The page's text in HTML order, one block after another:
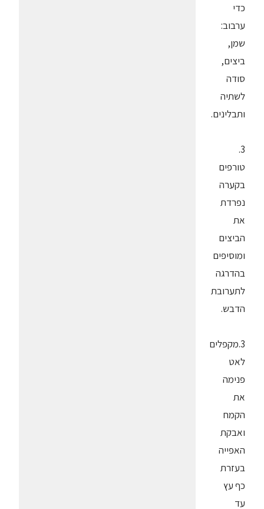
כדי
ערבוב:
שמן,
ביצים,
סודה
לשתיה
ותבלינים.
3.
טורפים
בקערה
נפרדת
את
הביצים
ומוסיפים
בהדרגה
לתערובת
הדבש.
3.מקפלים
לאט
פנימה
את
הקמח
ואבקת
האפייה
בעזרת
כף עץ
עד